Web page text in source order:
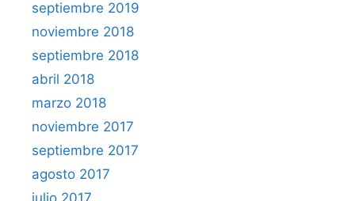
septiembre 2019
noviembre 2018
septiembre 2018
abril 2018
marzo 2018
noviembre 2017
septiembre 2017
agosto 2017
julio 2017